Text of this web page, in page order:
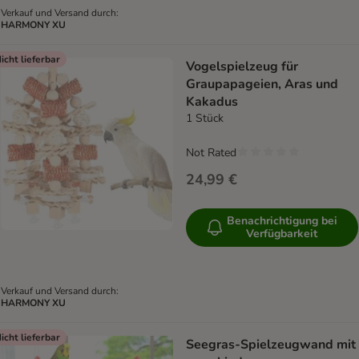
Verkauf und Versand durch:
HARMONY XU
lieferbar
Verkauf und Versand durch:
HARMONY XU
Vogelspielzeug für
Graupapageien, Aras und
Kakadus
1 Stück
24,99 €
Not Rated
Benachrichtigung bei
Verfügbarkeit
lieferbar
Seegras-Spielzeugwand mit